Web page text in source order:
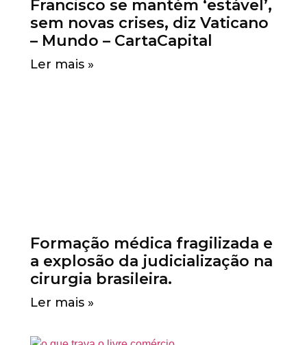
Francisco se mantém ‘estável’,
sem novas crises, diz Vaticano
– Mundo – CartaCapital
Ler mais »
Formação médica fragilizada e
a explosão da judicialização na
cirurgia brasileira.
Ler mais »